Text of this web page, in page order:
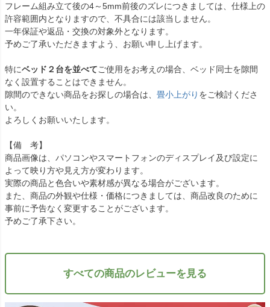
フレーム組み立て後の4～5mm前後のズレにつきましては、仕様上の
許容範囲内となりますので、不具合には該当しません。
一年保証や返品・交換の対象外となります。
予めご了承いただきますよう、お願い申し上げます。
特にベッド２台を並べてご使用をお考えの場合、ベッド同士を隙間
なく設置することはできません。
隙間のできない商品をお探しの場合は、 畳小上がり をご検討くださ
い。
よろしくお願いいたします。
【備 考】
商品画像は、パソコンやスマートフォンのディスプレイ及び設定に
よって映り方や見え方が変わります。
実際の商品と色合いや素材感が異なる場合がございます。
また、商品の外観や仕様・価格につきましては、商品改良のために
事前に予告なく変更することがございます。
予めご了承下さい。
すべての商品のレビューを見る